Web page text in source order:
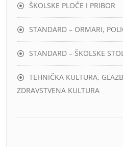
ŠKOLSKE PLOČE I PRIBOR
STANDARD – ORMARI,
STANDARD – ŠKOLSKE
TEHNIČKA KULTURA,
ZDRAVSTVENA KULTURA